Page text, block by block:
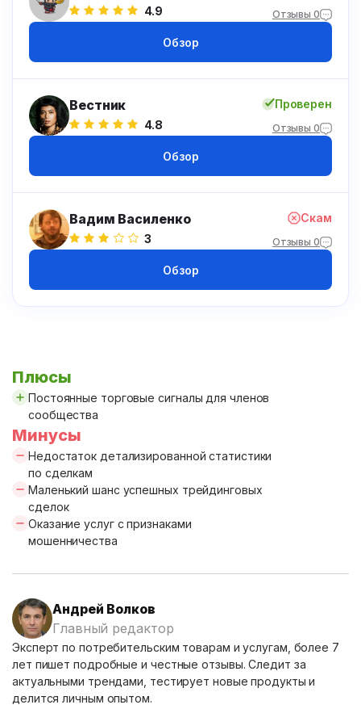
4.9 Отзывы 0
Обзор
Вестник
4.8
Проверен
Отзывы 0
Обзор
Вадим Василенко
3
Скам
Отзывы 0
Обзор
Плюсы
Постоянные торговые сигналы для членов
сообщества
Минусы
Недостаток детализированной статистики
по сделкам
Маленький шанс успешных трейдинговых
сделок
Оказание услуг с признаками
мошенничества
Андрей Волков
Главный редактор
Эксперт по потребительским товарам и услугам, более 7
лет пишет подробные и честные отзывы. Следит за
актуальными трендами, тестирует новые продукты и
делится личным опытом.